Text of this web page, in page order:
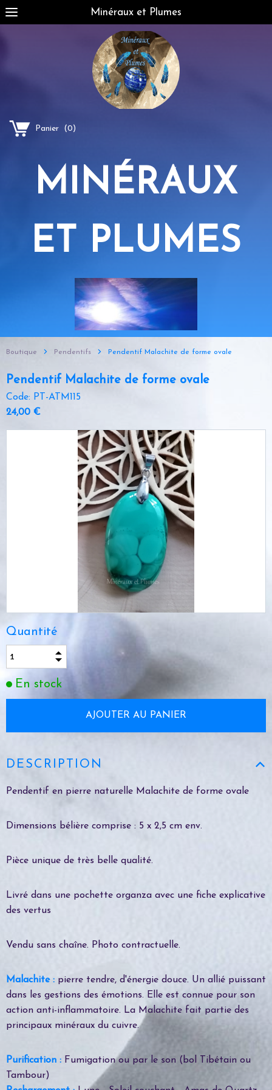
Minéraux et Plumes
Panier (0)
MINÉRAUX
ET PLUMES
Boutique Pendentifs Pendentif Malachite de forme ovale
Pendentif Malachite de forme ovale
Code: PT-ATM115
24,00 €
Quantité
En stock
DESCRIPTION
Pendentif en pierre naturelle Malachite de forme ovale
Dimensions bélière comprise : 5 x 2,5 cm env.
Pièce unique de très belle qualité.
Livré dans une pochette organza avec une fiche explicative
des vertus
Vendu sans chaîne. Photo contractuelle.
Malachite : pierre tendre, d'énergie douce. Un allié puissant
dans les gestions des émotions. Elle est connue pour son
action anti-inflammatoire. La Malachite fait partie des
principaux minéraux du cuivre.
Purification : Fumigation ou par le son (bol Tibétain ou
Tambour)